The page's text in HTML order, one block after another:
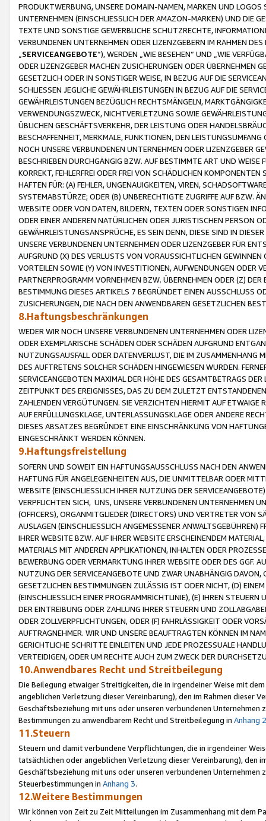
PRODUKTWERBUNG, UNSERE DOMAIN-NAMEN, MARKEN UND
UNTERNEHMEN (EINSCHLIESSLICH DER AMAZON-MARKEN) UND DIE
TEXTE UND SONSTIGE GEWERBLICHE SCHUTZRECHTE,
VERBUNDENEN UNTERNEHMEN ODER LIZENZGEBERN IM RAHMEN
SERVICEANGEBOTE“), WERDEN „WIE BESEHEN“ UND „WIE
ODER LIZENZGEBER MACHEN ZUSICHERUNGEN ODER ÜBERNEHMEN
GESETZLICH ODER IN SONSTIGER WEISE, IN BEZUG AUF DIE
SCHLIESSEN JEGLICHE GEWÄHRLEISTUNGEN IN BEZUG AUF DIE
GEWÄHRLEISTUNGEN BEZÜGLICH RECHTSMÄNGELN,
VERWENDUNGSZWECK, NICHTVERLETZUNG SOWIE
ÜBLICHEN GESCHÄFTSVERKEHR, DER LEISTUNG ODER
BESCHAFFENHEIT, MERKMALE, FUNKTIONEN, DEN
NOCH UNSERE VERBUNDENEN UNTERNEHMEN ODER LIZENZGEBER
BESCHRIEBEN DURCHGÄNGIG BZW. AUF BESTIMMTE ART UND
KORREKT, FEHLERFREI ODER FREI VON SCHÄDLICHEN
HAFTEN FÜR: (A) FEHLER, UNGENAUIGKEITEN, VIREN,
SYSTEMABSTÜRZE; ODER (B) UNBERECHTIGTE ZUGRIFFE AUF BZW.
WEBSITE ODER VON DATEN, BILDERN, TEXTEN ODER SONSTIGEN
ODER EINER ANDEREN NATÜRLICHEN ODER JURISTISCHEN PERSON
GEWÄHRLEISTUNGSANSPRÜCHE, ES SEIN DENN, DIESE SIND IN
UNSERE VERBUNDENEN UNTERNEHMEN ODER LIZENZGEBER FÜR
AUFGRUND (X) DES VERLUSTS VON VORAUSSICHTLICHEN
VORTEILEN SOWIE (Y) VON INVESTITIONEN, AUFWENDUNGEN ODER
PARTNERPROGRAMM VORNEHMEN BZW. ÜBERNEHMEN ODER (Z)
BESTIMMUNG DIESES ARTIKELS 7 BEGRÜNDET EINEN AUSSCHLUSS
ZUSICHERUNGEN, DIE NACH DEN ANWENDBAREN GESETZLICHEN
8.Haftungsbeschränkungen
WEDER WIR NOCH UNSERE VERBUNDENEN UNTERNEHMEN ODER
ODER EXEMPLARISCHE SCHÄDEN ODER SCHÄDEN AUFGRUND
NUTZUNGSAUSFALL ODER DATENVERLUST, DIE IM ZUSAMMENHANG
DES AUFTRETENS SOLCHER SCHÄDEN HINGEWIESEN WURDEN.
SERVICEANGEBOTEN MAXIMAL DER HÖHE DES GESAMTBETRAGS
ZEITPUNKT DES EREIGNISSES, DAS ZU DEM ZULETZT
ZAHLENDEN VERGÜTUNGEN. SIE VERZICHTEN HIERMIT AUF
AUF ERFÜLLUNGSKLAGE, UNTERLASSUNGSKLAGE ODER ANDERE
DIESES ABSATZES BEGRÜNDET EINE EINSCHRÄNKUNG VON
EINGESCHRÄNKT WERDEN KÖNNEN.
9.Haftungsfreistellung
SOFERN UND SOWEIT EIN HAFTUNGSAUSSCHLUSS NACH DEN
HAFTUNG FÜR ANGELEGENHEITEN AUS, DIE UNMITTELBAR ODER
WEBSITE (EINSCHLIESSLICH IHRER NUTZUNG DER
VERPFLICHTEN SICH, UNS, UNSERE VERBUNDENEN UNTERNEHMEN
(OFFICERS), ORGANMITGLIEDER (DIRECTORS) UND VERTRETER VON
AUSLAGEN (EINSCHLIESSLICH ANGEMESSENER
IHRER WEBSITE BZW. AUF IHRER WEBSITE ERSCHEINENDEM
MATERIALS MIT ANDEREN APPLIKATIONEN, INHALTEN ODER
BEWERBUNG ODER VERMARKTUNG IHRER WEBSITE ODER DES GGF.
NUTZUNG DER SERVICEANGEBOTE UND ZWAR UNABHÄNGIG
GESETZLICHEN BESTIMMUNGEN ZULÄSSIG IST ODER NICHT, (D)
(EINSCHLIESSLICH EINER PROGRAMMRICHTLINIE), (E) IHREN
DER EINTREIBUNG ODER ZAHLUNG IHRER STEUERN UND
ODER ZOLLVERPFLICHTUNGEN, ODER (F) FAHRLÄSSIGKEIT ODER
AUFTRAGNEHMER. WIR UND UNSERE BEAUFTRAGTEN KÖNNEN IM
GERICHTLICHE SCHRITTE EINLEITEN UND JEDE PROZESSUALE
VERTEIDIGEN, ODER UM RECHTE AUCH ZUM ZWECK DER
10.Anwendbares Recht und Streitbeilegung
Die Beilegung etwaiger Streitigkeiten, die in irgendeiner Weise mit
angeblichen Verletzung dieser Vereinbarung), den im Rahmen dieser
Geschäftsbeziehung mit uns oder unseren verbundenen
Bestimmungen zu anwendbarem Recht und Streitbeilegung in Anhang 2
11.Steuern
Steuern und damit verbundene Verpflichtungen, die in irgendeiner
tatsächlichen oder angeblichen Verletzung dieser Vereinbarung), den
Geschäftsbeziehung mit uns oder unseren verbundenen
Steuerbestimmungen in Anhang 3.
12.Weitere Bestimmungen
Wir können von Zeit zu Zeit Mitteilungen im Zusammenhang mit dem